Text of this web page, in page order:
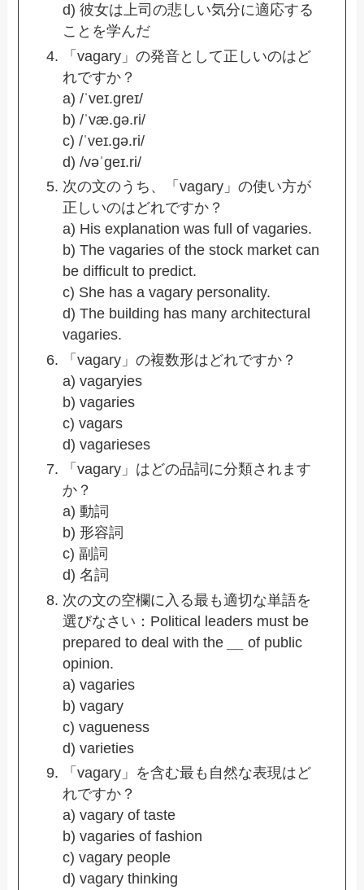
d) 彼女は上司の悲しい気分に適応する
ことを学んだ
「vagary」の発音として正しいのはど
れですか？
a) /ˈveɪ.ɡreɪ/
b) /ˈvæ.ɡə.ri/
c) /ˈveɪ.ɡə.ri/
d) /vəˈɡeɪ.ri/
次の文のうち、「vagary」の使い方が
正しいのはどれですか？
a) His explanation was full of vagaries.
b) The vagaries of the stock market can
be difficult to predict.
c) She has a vagary personality.
d) The building has many architectural
vagaries.
「vagary」の複数形はどれですか？
a) vagaryies
b) vagaries
c) vagars
d) vagarieses
「vagary」はどの品詞に分類されます
か？
a) 動詞
b) 形容詞
c) 副詞
d) 名詞
次の文の空欄に入る最も適切な単語を
選びなさい：Political leaders must be
prepared to deal with the
of public
opinion.
a) vagaries
b) vagary
c) vagueness
d) varieties
「vagary」を含む最も自然な表現はど
れですか？
a) vagary of taste
b) vagaries of fashion
c) vagary people
d) vagary thinking